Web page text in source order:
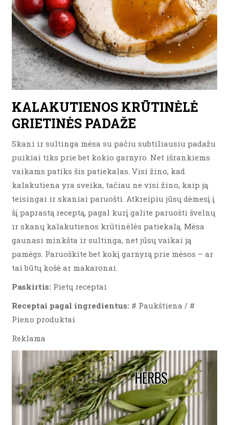
KALAKUTIENOS KRŪTINĖLĖ
GRIETINĖS PADAŽE
Skani ir sultinga mėsa su pačiu subtiliausiu padažu
puikiai tiks prie bet kokio garnyro. Net išrankiems
vaikams patiks šis patiekalas. Visi žino, kad
kalakutiena yra sveika, tačiau ne visi žino, kaip ją
teisingai ir skaniai paruošti. Atkreipiu jūsų dėmesį į
šį paprastą receptą, pagal kurį galite paruošti švelnų
ir skanų kalakutienos krūtinėlės patiekalą. Mėsa
gaunasi minkšta ir sultinga, net jūsų vaikai ją
pamėgs. Paruoškite bet kokį garnyrą prie mėsos – ar
tai būtų košė ar makaronai.
Paskirtis: Pietų receptai
Receptai pagal ingredientus: # Paukštiena / #
Pieno produktai
Reklama